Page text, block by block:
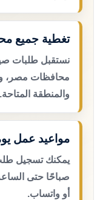
تغطية جميع
نستقبل طلبات
محافظات مصر،
والمنطقة المتاحة.
مواعيد عمل
يمكنك تسجيل طلب
صباحًا حتى
أو واتساب.